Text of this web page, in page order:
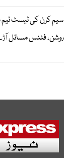
سیم کرن کی ٹیسٹ
روشن، فٹنس مسائل